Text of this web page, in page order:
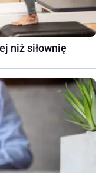
niż siłownię